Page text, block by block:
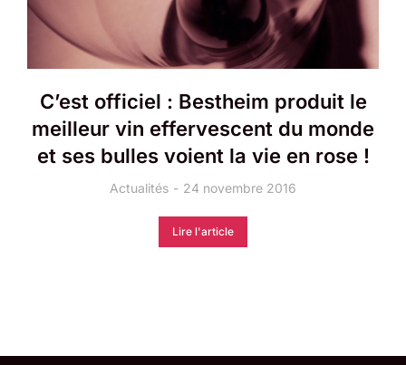
C’est officiel : Bestheim produit le
meilleur vin effervescent du monde
et ses bulles voient la vie en rose !
Actualités 24 novembre 2016
Lire l'article